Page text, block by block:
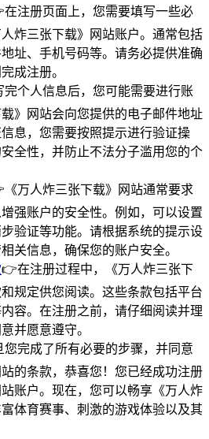
注册页面上，您需要填写一些必
炸三张下载》网站账户。通常包括
址、手机号码等。请务必提供准确
成注册。
个人信息后，您可能需要进行账
》网站会向您提供的电子邮件地址
息，您需要按照提示进行验证操
全性，并防止不法分子滥用您的个
万人炸三张下载》网站通常要求
强账户的安全性。例如，可以设置
验证等功能。请根据系统的提示设
关信息，确保您的账户安全。
👉在注册过程中，《万人炸三张下
规定供您阅读。这些条款包括平台
容。在注册之前，请仔细阅读并理
并愿意遵守。
完成了所有必要的步骤，并同意
的条款，恭喜您！您已经成功注册
账户。现在，您可以畅享《万人炸
体育赛事、刺激的游戏体验以及其